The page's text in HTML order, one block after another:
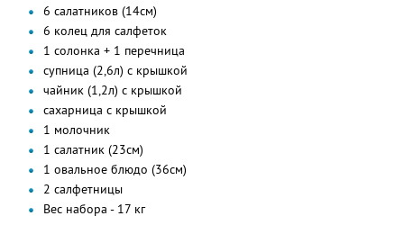
6 салатников (14см)
6 колец для салфеток
1 солонка + 1 перечница
супница (2,6л) с крышкой
чайник (1,2л) с крышкой
сахарница с крышкой
1 молочник
1 салатник (23см)
1 овальное блюдо (36см)
2 салфетницы
Вес набора - 17 кг